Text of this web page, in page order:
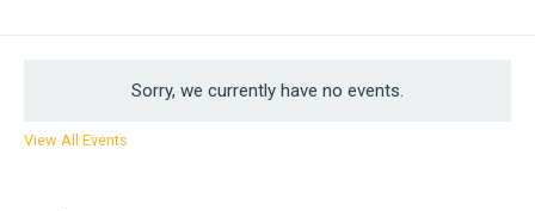
Sorry, we currently have no events.
View All Events